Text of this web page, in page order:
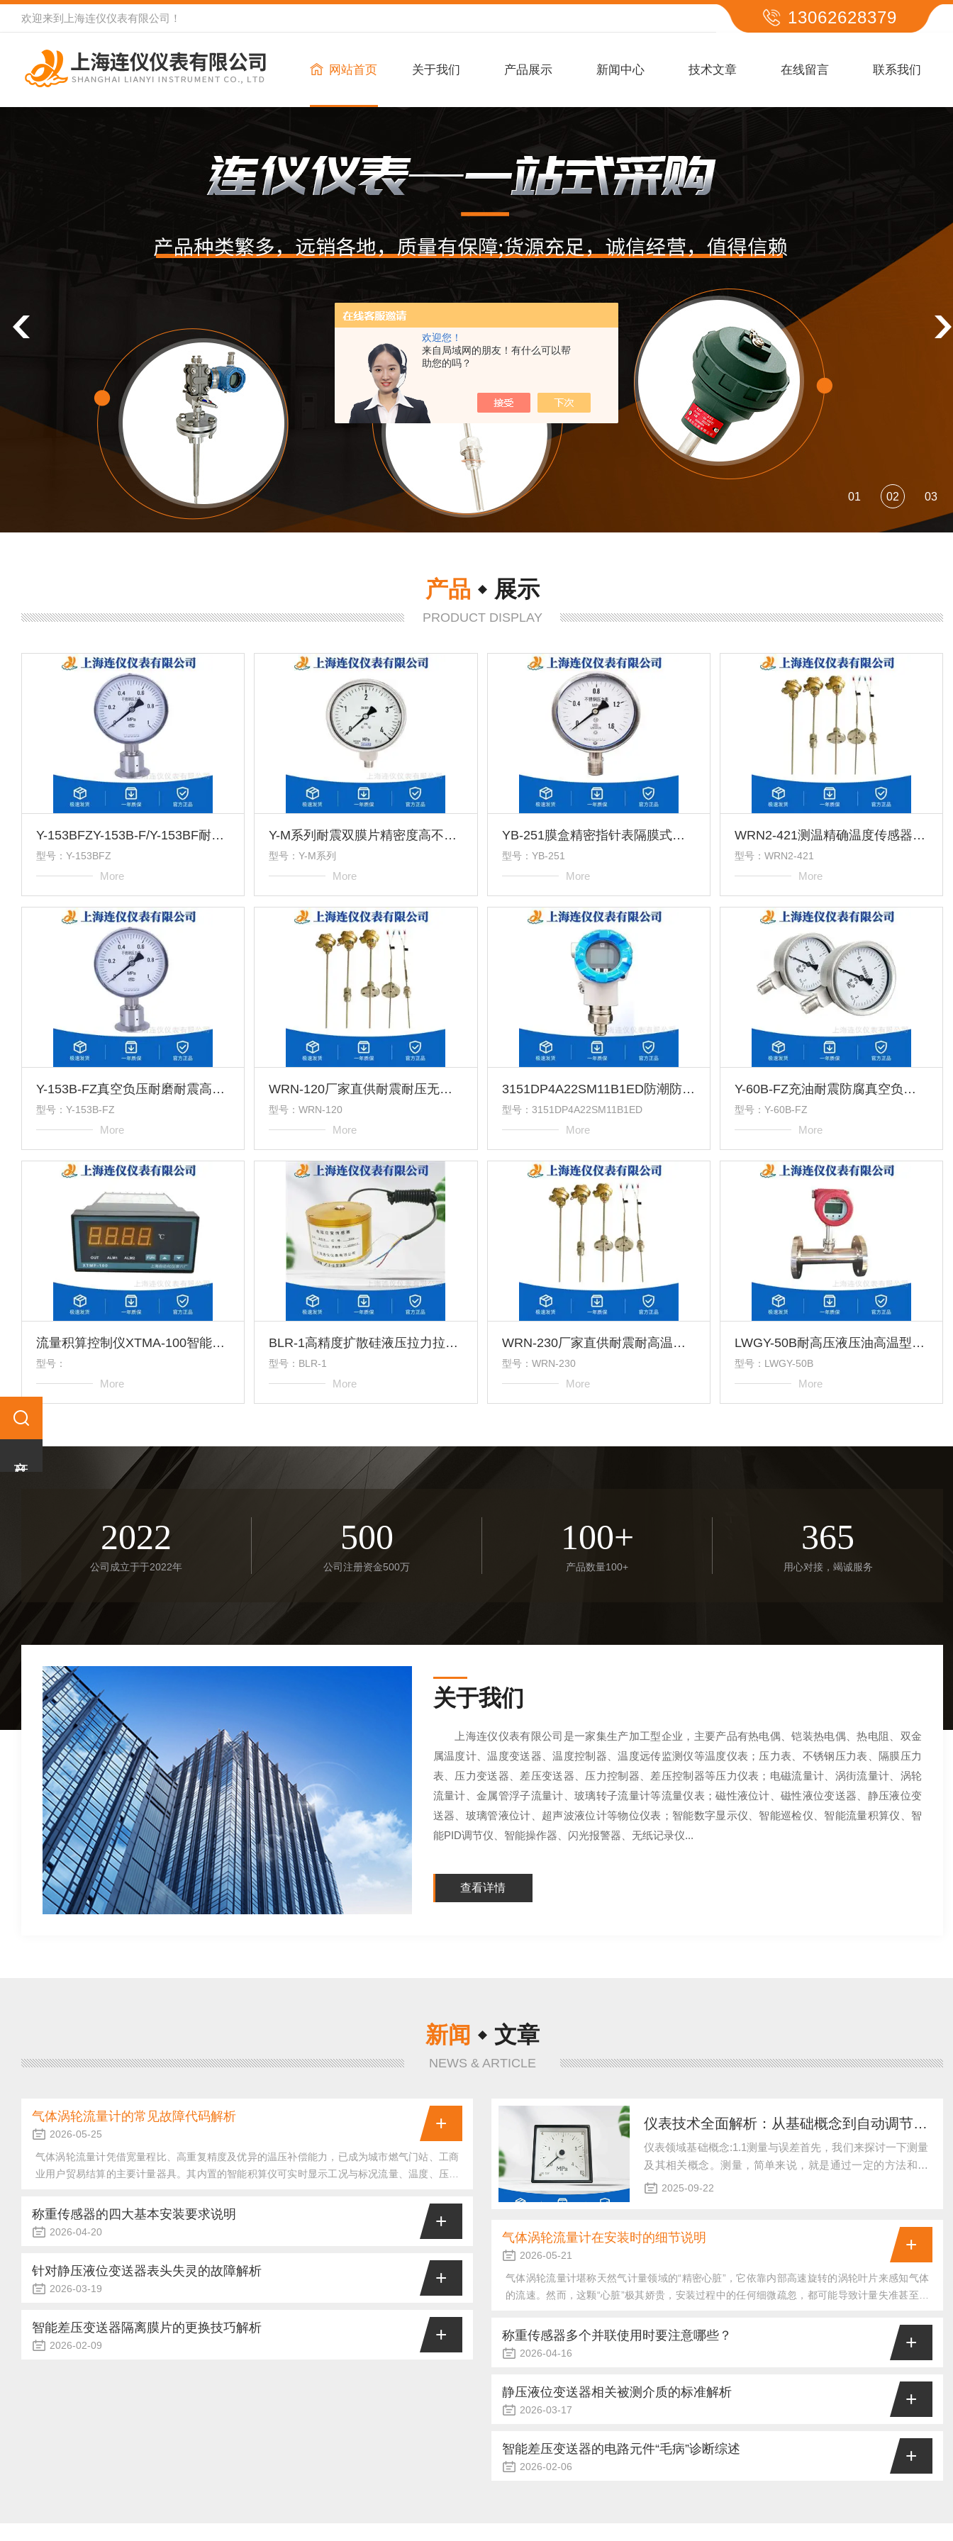
欢迎您！
来自局域网的朋友！有什么可以帮
助您的吗？
欢迎来到 上海连仪仪表有限公司 ！ 13062628379
网站首页 关于我们 产品展示 新闻中心 技术文章 在线留言 联系我们
01 02 03
产品 展示
PRODUCT DISPLAY
Y-153BFZY-153B-F/Y-153BF耐震高精度不锈钢压力表
型号：Y-153BFZ
More
Y-M系列耐震双膜片精密度高不锈钢隔膜压力表
型号：Y-M系列
More
YB-251膜盒精密指针表隔膜式耐震不锈钢密压力表
型号：YB-251
More
WRN2-421测温精确温度传感器S型B型K型精密热电偶
型号：WRN2-421
More
Y-153B-FZ真空负压耐磨耐震高精度不锈钢真空表压力表
型号：Y-153B-FZ
More
WRN-120厂家直供耐震耐压无固定装置式热电偶
型号：WRN-120
More
3151DP4A22SM11B1ED防潮防腐抗干扰强应用广泛压力变送器
型号：3151DP4A22SM11B1ED
More
Y-60B-FZ充油耐震防腐真空负压高精度不锈钢压力表
型号：Y-60B-FZ
More
流量积算控制仪XTMA-100智能数字显示调节仪
型号：
More
BLR-1高精度扩散硅液压拉力拉压式负荷传感器
型号：BLR-1
More
WRN-230厂家直供耐震耐高温型固定螺纹式热电偶
型号：WRN-230
More
LWGY-50B耐高压液压油高温型高精度涡轮流量计
型号：LWGY-50B
More
2022
公司成立于于2022年
500
公司注册资金500万
100+
产品数量100+
365
用心对接，竭诚服务
关于我们
上海连仪仪表有限公司是一家集生产加工型企业，主要产品有热电偶、铠装热电偶、热电阻、双金
属温度计、温度变送器、温度控制器、温度远传监测仪等温度仪表；压力表、不锈钢压力表、隔膜压力
表、压力变送器、差压变送器、压力控制器、差压控制器等压力仪表；电磁流量计、涡街流量计、涡轮
流量计、金属管浮子流量计、玻璃转子流量计等流量仪表；磁性液位计、磁性液位变送器、静压液位变
送器、玻璃管液位计、超声波液位计等物位仪表；智能数字显示仪、智能巡检仪、智能流量积算仪、智
能PID调节仪、智能操作器、闪光报警器、无纸记录仪...
查看详情
新闻 文章
NEWS & ARTICLE
气体涡轮流量计的常见故障代码解析
2026-05-25 +
气体涡轮流量计凭借宽量程比、高重复精度及优异的温压补偿能力，已成为城市燃气门站、工商
业用户贸易结算的主要计量器具。其内置的智能积算仪可实时显示工况与标况流量、温度、压力
1.流量类代码：超量程与信号丢失"Err01"或"OverRange"通常表示瞬时流量超过仪表设定的上限
值。此类报警多因下游阀门突然开启、管道压力骤升，或选型时量程余量不足所致。若持续触
称重传感器的四大基本安装要求说明
2026-04-20 +
制等领域。其测量精度不仅取决于传感器本身的性能，更与安装质量密切相关。科学的安装是确
保称重系统准确、稳定运行的基础。一、机械安装基本要求1.水平度与垂直度控制称重传感器安
装面必须保持水平，倾斜会导致重力分解误差。对于压式传感器，受力轴线应与重力方向严格垂
直，偏斜角度通常要求小于0.5度。安装时需使用水平仪反复校验，必要时加装调平垫片。2.受力
传递的准确性传感器应直接承受被测载荷，安装结构不得产...
针对静压液位变送器表头失灵的故障解析
2026-03-19 +
于水箱、储罐及河流的水位监测。然而，在实际运行中，操作人员常会遇到一种令人困惑的现
象：现场液位明明正常，或者输出电流信号（4-20mA）经万用表测量准确无误，但变送器自带的
液晶表头却显示乱码、数值冻结甚至黑屏。这种“表头失灵”并非总是意味着仪表损坏，其背后往
智能差压变送器隔离膜片的更换技巧解析
2026-02-09 +
仪表技术全面解析：从基础概念到自动调节系统
仪表领域基础概念:1.1测量与误差首先，我们来探讨一下测量
及其相关概念。测量，简单来说，就是通过一定的方法和工
具，对某一特定对象进行量化或质化的描述。而测量误差，
测量和间接测量...
2025-09-22
气体涡轮流量计在安装时的细节说明
2026-05-21 +
气体涡轮流量计堪称天然气计量领域的“精密心脏”，它依靠内部高速旋转的涡轮叶片来感知气体
的流速。然而，这颗“心脏”极其娇贵，安装过程中的任何细微疏忽，都可能导致计量失准甚至设
管道环境涡轮流量计对气体的流动状态有着高要求。为了保证进入表体的气流平稳、无涡流，必
须为其预留足够的“助跑距离”。通常要求在流量计上游保留至少10倍管径（10D）的直管段，下
称重传感器多个并联使用时要注意哪些？
2026-04-16 +
构需求，这时就需要将多只称重传感器并联使用。然而，并联并非简单的“线连在一起”，如果处
理不当，会导致称量不准、角差过大甚至系统瘫痪。为了确保称重系统的精准与稳定，必须注意
以下几个核心环节。1.必须使用专用接线盒多只传感器并联时，绝不能简单地将导线直接绞合对
接。必须使用专用的称重传感器接线盒。接线盒内部装有精密的可调电阻，其核心作用是进行“阻
抗匹配”和“信号调节”。由于每只传感器的输出灵敏度（m...
静压液位变送器相关被测介质的标准解析
2026-03-17 +
等优势，成为液位测量的主流设备。其核心工作原理基于流体静力学——液体内部某点的压力与
该点上方液柱高度成正比。然而，不同被测介质的物理化学特性差异，直接影响变送器的选型、
安装方式及长期可靠性。理解这些标准解析，是确保测量准确性的关键前提。一、介质密度与测
智能差压变送器的电路元件“毛病”诊断综述
2026-02-06 +